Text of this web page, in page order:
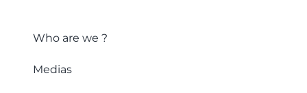
Who are we ?
Medias